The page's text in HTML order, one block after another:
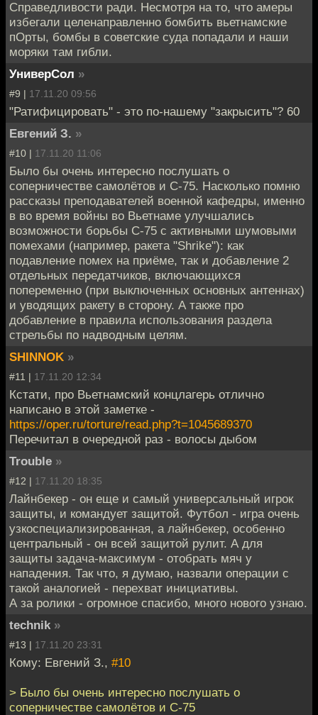
Справедливости ради. Несмотря на то, что амеры
избегали целенаправленно бомбить вьетнамские
пОрты, бомбы в советские суда попадали и наши
моряки там гибли.
УниверСол »
#9 | 17.11.20 09:56
"Ратифицировать" - это по-нашему "закрысить"? 60
Евгений З. »
#10 | 17.11.20 11:06
Было бы очень интересно послушать о
соперничестве самолётов и С-75. Насколько помню
рассказы преподавателей военной кафедры, именно
в во время войны во Вьетнаме улучшались
возможности борьбы С-75 с активными шумовыми
помехами (например, ракета "Shrike"): как
подавление помех на приёме, так и добавление 2
отдельных передатчиков, включающихся
попеременно (при выключенных основных антеннах)
и уводящих ракету в сторону. А также про
добавление в правила использования раздела
стрельбы по надводным целям.
SHINNOK »
#11 | 17.11.20 12:34
Кстати, про Вьетнамский концлагерь отлично
написано в этой заметке -
https://oper.ru/torture/read.php?t=1045689370
Перечитал в очередной раз - волосы дыбом
Trouble »
#12 | 17.11.20 18:35
Лайнбекер - он еще и самый универсальный игрок
защиты, и командует защитой. Футбол - игра очень
узкоспециализированная, а лайнбекер, особенно
центральный - он всей защитой рулит. А для
защиты задача-максимум - отобрать мяч у
нападения. Так что, я думаю, назвали операции с
такой аналогией - перехват инициативы.
А за ролики - огромное спасибо, много нового узнаю.
technik »
#13 | 17.11.20 23:31
Кому: Евгений З., #10
> Было бы очень интересно послушать о
соперничестве самолётов и С-75